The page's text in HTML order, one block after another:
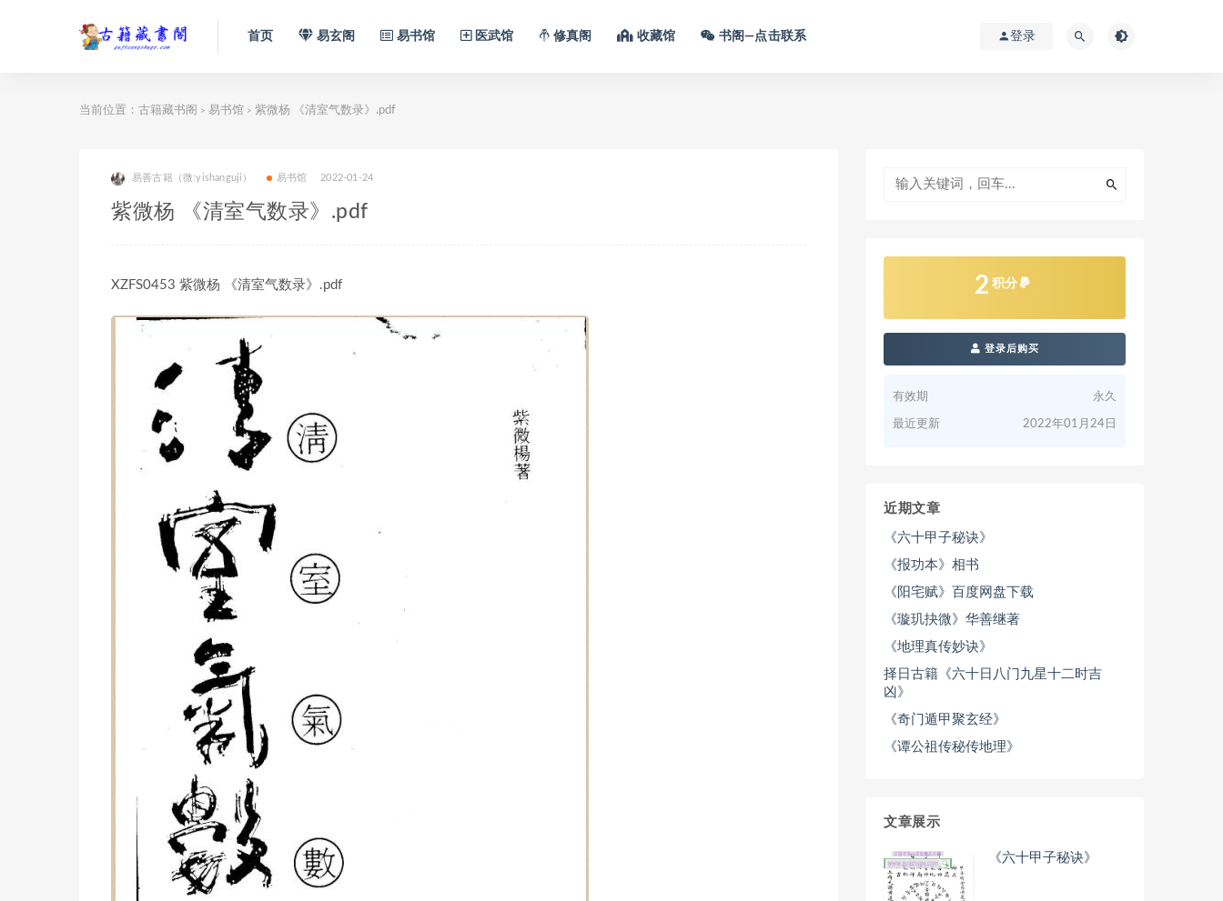
首页 易玄阁 易书馆 医武馆 修真阁 收藏馆 书阁—点击联系 登录
当前位置： 古籍藏书阁 > 易书馆 > 紫微杨 《清室气数录》.pdf
易善古籍（微:yishanguji） 易书馆 2022-01-24
紫微杨 《清室气数录》.pdf
XZFS0453 紫微杨 《清室气数录》.pdf 2 积分
登录后购买
有效期 永久
最近更新 2022年01月24日
近期文章
《六十甲子秘诀》
《报功本》相书
《阳宅赋》百度网盘下载
《璇玑抉微》华善继著
《地理真传妙诀》
择日古籍《六十日八门九星十二时吉
凶》
《奇门遁甲聚玄经》
《谭公祖传秘传地理》
文章展示
《六十甲子秘诀》